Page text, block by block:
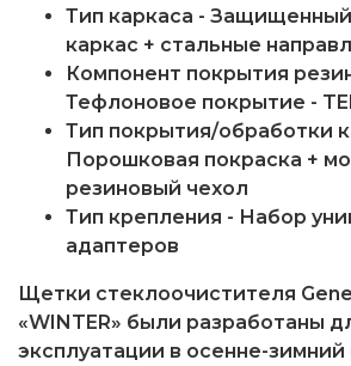
Тип каркаса -
каркас + стальные
Компонент покрытия
Тефлоновое покрытие -
Тип покрытия/обработки
Порошковая покраска +
резиновый чехол
Тип крепления - Набор
адаптеров
Щетки стеклоочистителя
«WINTER» были разработаны
эксплуатации в осенне-зимний